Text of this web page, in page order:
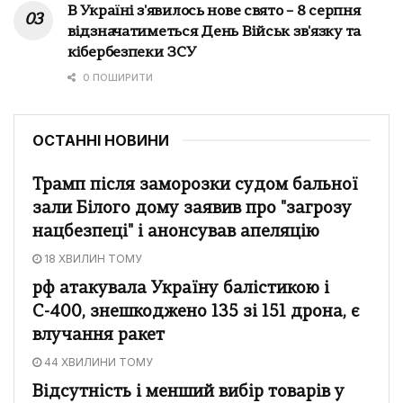
В Україні з'явилось нове свято – 8 серпня
відзначатиметься День Військ зв'язку та
кібербезпеки ЗСУ
0 ПОШИРИТИ
ОСТАННІ НОВИНИ
Трамп після заморозки судом бальної
зали Білого дому заявив про "загрозу
нацбезпеці" і анонсував апеляцію
18 ХВИЛИН ТОМУ
рф атакувала Україну балістикою і
С-400, знешкоджено 135 зі 151 дрона, є
влучання ракет
44 ХВИЛИНИ ТОМУ
Відсутність і менший вибір товарів у